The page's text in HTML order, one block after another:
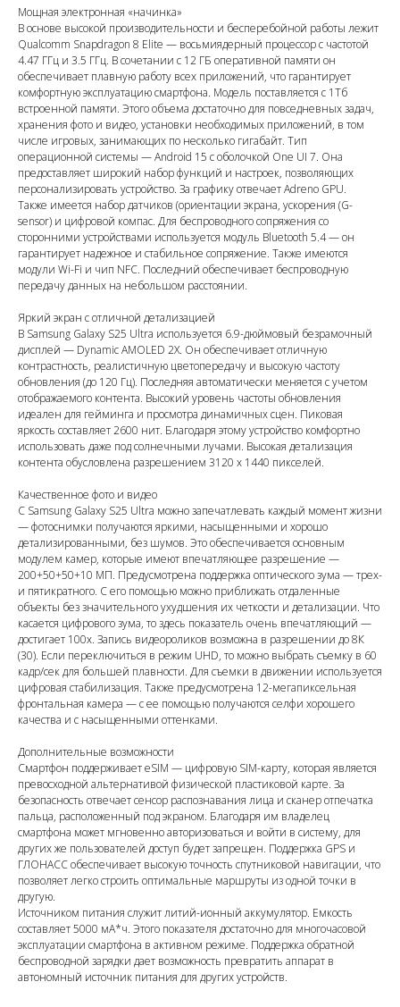
Мощная электронная «начинка»
В основе высокой производительности и бесперебойной работы лежит
Qualcomm Snapdragon 8 Elite — восьмиядерный процессор с частотой
4.47 ГГц и 3.5 ГГц. В сочетании с 12 ГБ оперативной памяти он
обеспечивает плавную работу всех приложений, что гарантирует
комфортную эксплуатацию смартфона. Модель поставляется с 1Тб
встроенной памяти. Этого объема достаточно для повседневных задач,
хранения фото и видео, установки необходимых приложений, в том
числе игровых, занимающих по несколько гигабайт. Тип
операционной системы — Android 15 с оболочкой One UI 7. Она
предоставляет широкий набор функций и настроек, позволяющих
персонализировать устройство. За графику отвечает Adreno GPU.
Также имеется набор датчиков (ориентации экрана, ускорения (G-
sensor) и цифровой компас. Для беспроводного сопряжения со
сторонними устройствами используется модуль Bluetooth 5.4 — он
гарантирует надежное и стабильное сопряжение. Также имеются
модули Wi-Fi и чип NFC. Последний обеспечивает беспроводную
передачу данных на небольшом расстоянии.
Яркий экран с отличной детализацией
В Samsung Galaxy S25 Ultra используется 6.9-дюймовый безрамочный
дисплей — Dynamic AMOLED 2X. Он обеспечивает отличную
контрастность, реалистичную цветопередачу и высокую частоту
обновления (до 120 Гц). Последняя автоматически меняется с учетом
отображаемого контента. Высокий уровень частоты обновления
идеален для гейминга и просмотра динамичных сцен. Пиковая
яркость составляет 2600 нит. Благодаря этому устройство комфортно
использовать даже под солнечными лучами. Высокая детализация
контента обусловлена разрешением 3120 х 1440 пикселей.
Качественное фото и видео
С Samsung Galaxy S25 Ultra можно запечатлевать каждый момент жизни
— фотоснимки получаются яркими, насыщенными и хорошо
детализированными, без шумов. Это обеспечивается основным
модулем камер, которые имеют впечатляющее разрешение —
200+50+50+10 МП. Предусмотрена поддержка оптического зума — трех-
и пятикратного. С его помощью можно приближать отдаленные
объекты без значительного ухудшения их четкости и детализации. Что
касается цифрового зума, то здесь показатель очень впечатляющий —
достигает 100х. Запись видеороликов возможна в разрешении до 8К
(30). Если переключиться в режим UHD, то можно выбрать съемку в 60
кадр/сек для большей плавности. Для съемки в движении используется
цифровая стабилизация. Также предусмотрена 12-мегапиксельная
фронтальная камера — с ее помощью получаются селфи хорошего
качества и с насыщенными оттенками.
Дополнительные возможности
Смартфон поддерживает eSIM — цифровую SIM-карту, которая является
превосходной альтернативой физической пластиковой карте. За
безопасность отвечает сенсор распознавания лица и сканер отпечатка
пальца, расположенный под экраном. Благодаря им владелец
смартфона может мгновенно авторизоваться и войти в систему, для
других же пользователей доступ будет запрещен. Поддержка GPS и
ГЛОНАСС обеспечивает высокую точность спутниковой навигации, что
позволяет легко строить оптимальные маршруты из одной точки в
другую.
Источником питания служит литий-ионный аккумулятор. Емкость
составляет 5000 мА*ч. Этого показателя достаточно для многочасовой
эксплуатации смартфона в активном режиме. Поддержка обратной
беспроводной зарядки дает возможность превратить аппарат в
автономный источник питания для других устройств.